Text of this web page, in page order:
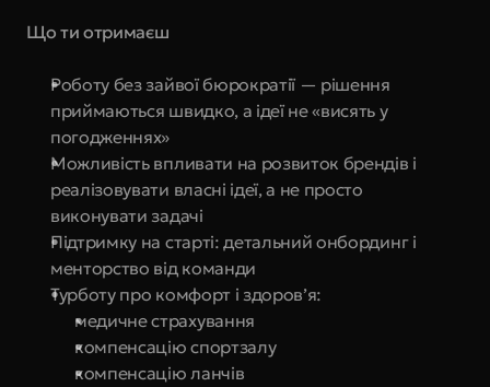
Що ти отримаєш
Роботу без зайвої бюрократії — рішення
приймаються швидко, а ідеї не «висять у
погодженнях»
Можливість впливати на розвиток брендів і
реалізовувати власні ідеї, а не просто
виконувати задачі
Підтримку на старті: детальний онбординг і
менторство від команди
Турботу про комфорт і здоров’я:
медичне страхування
компенсацію спортзалу
компенсацію ланчів